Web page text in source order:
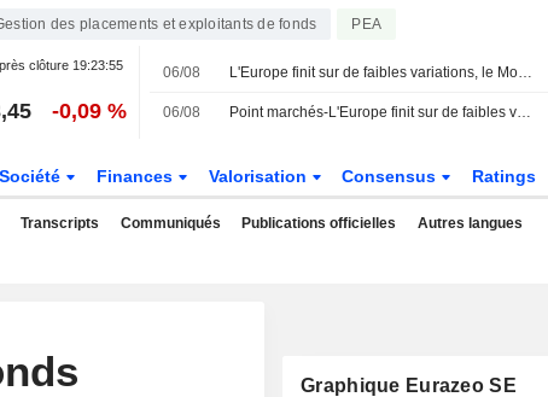
des placements et exploitants de fonds PEA
clôture 19:23:55
-0,09 %
06/08 L'Europe finit sur de faibles variations, le Moyen-Orient inquiète de nouveau
06/08 Point marchés-L'Europe finit sur de faibles variations, le Moyen-Orient inquiète de nouveau
Société Finances Valorisation Consensus Ratings
Transcripts Communiqués Publications officielles Autres langues
Graphique Eurazeo SE